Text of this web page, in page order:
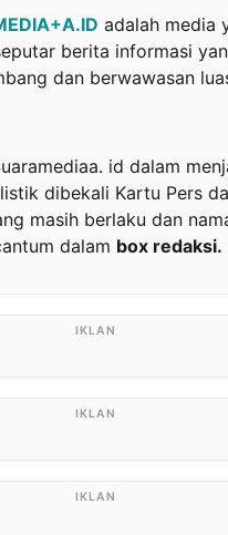
adalah media
berita informasi
dan berwawasan
id dalam
dibekali Kartu Pers
masih berlaku dan
dalam box redaksi.